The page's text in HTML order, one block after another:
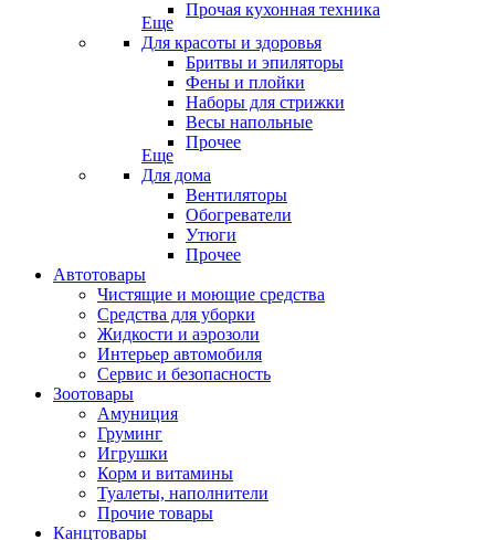
Прочая кухонная техника
Еще
Для красоты и здоровья
Бритвы и эпиляторы
Фены и плойки
Наборы для стрижки
Весы напольные
Прочее
Еще
Для дома
Вентиляторы
Обогреватели
Утюги
Прочее
Автотовары
Чистящие и моющие средства
Средства для уборки
Жидкости и аэрозоли
Интерьер автомобиля
Сервис и безопасность
Зоотовары
Амуниция
Груминг
Игрушки
Корм и витамины
Туалеты, наполнители
Прочие товары
Канцтовары